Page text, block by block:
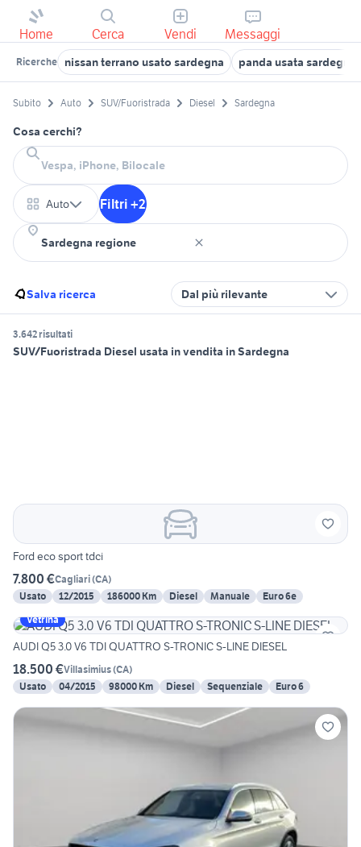
Home Cerca Vendi Messaggi
Ricerche nissan terrano usato sardegna panda usata
Subito Auto SUV/Fuoristrada Diesel Sardegna
Cosa cerchi?
Auto Filtri +2
Salva ricerca Dal più rilevante
3.642 risultati
SUV/Fuoristrada Diesel usata in vendita in Sardegna
Ford eco sport tdci
7.800 €Cagliari(CA)
Usato
12/2015 186000 Km Diesel Manuale
Euro 6e
Vetrina
AUDI Q5 3.0 V6 TDI QUATTRO S-TRONIC S-LINE DIESEL
18.500 €Villasimius(CA)
Usato
04/2015 98000 Km Diesel Sequenziale Euro 6